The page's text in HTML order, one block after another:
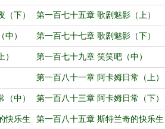
下） 第一百七十五章 歌剧魅影（上）
） 第一百七十七章 歌剧魅影（下）
第一百七十九章 笑笑吧（中）
第一百八十一章 阿卡姆日常（上）
中） 第一百八十三章 阿卡姆日常（下）
快乐生 第一百八十五章 斯特兰奇的快乐生